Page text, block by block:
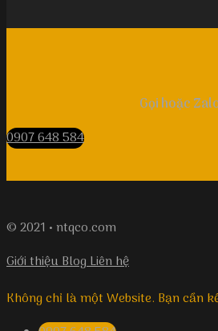
Gọi hoặc
0907 648 584
© 2021 • ntqco.com
Giới thiệuBlogLiên hệ
Không chỉ là một Website. Bạn cần